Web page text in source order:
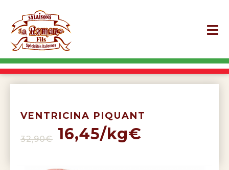
VENTRICINA PIQUANT
32,90€ 16,45/kg€